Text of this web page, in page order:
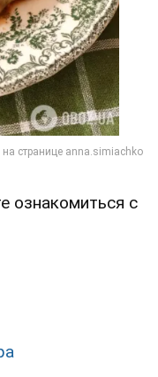
ознакомиться с